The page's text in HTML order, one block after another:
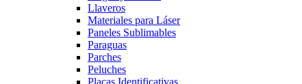
Llaveros
Materiales para Láser
Paneles Sublimables
Paraguas
Parches
Peluches